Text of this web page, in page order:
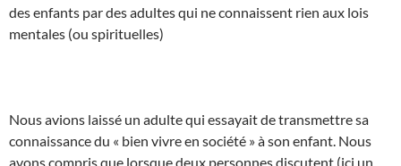
des enfants par des adultes qui ne connaissent rien aux lois
mentales (ou spirituelles)
Nous avions laissé un adulte qui essayait de transmettre sa
connaissance du « bien vivre en société » à son enfant. Nous
avons compris que lorsque deux personnes discutent (ici un